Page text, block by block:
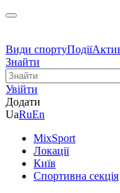
Види спортуПодії
Знайти
Увійти
Додати
UaRuEn
MixSport
Локації
Київ
Спортивна секція